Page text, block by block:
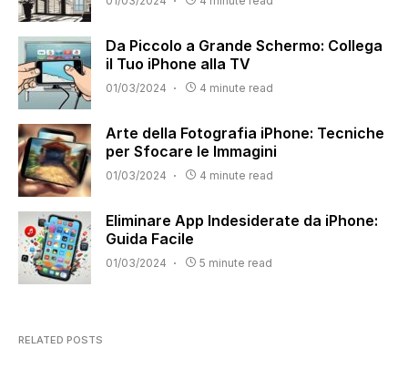
Da Piccolo a Grande Schermo: Collega
il Tuo iPhone alla TV
01/03/2024 4 minute read
Arte della Fotografia iPhone: Tecniche
per Sfocare le Immagini
01/03/2024 4 minute read
Eliminare App Indesiderate da iPhone:
Guida Facile
01/03/2024 5 minute read
RELATED POSTS